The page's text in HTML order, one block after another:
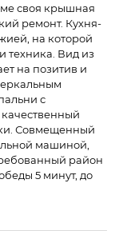
своя крышная
ремонт. Кухня-
на которой
техника. Вид из
на позитив и
с
Совмещенный
машиной,
район
5 минут, до